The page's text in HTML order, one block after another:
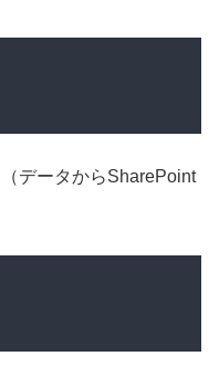
（データからSharePoint